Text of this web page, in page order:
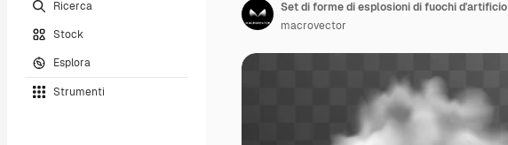
Ricerca
Stock
Esplora
Strumenti
Set di forme di esplosioni di fuochi d'artificio
macrovector